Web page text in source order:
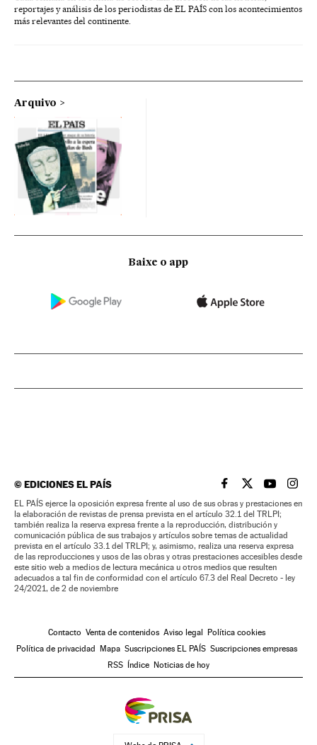
reportajes y análisis de los periodistas de EL PAÍS con los acontecimientos
más relevantes del continente.
Arquivo
Baixe o app
©EDICIONES EL PAÍS EL PAÍS BRASIL EN
EL PAÍSEL PAÍS
EL
EL PAÍS ejerce la oposición expresa frente al uso de sus obras y prestaciones en
la elaboración de revistas de prensa prevista en el artículo 32.1 del TRLPI;
también realiza la reserva expresa frente a la reproducción, distribución y
comunicación pública de sus trabajos y artículos sobre temas de actualidad
prevista en el artículo 33.1 del TRLPI; y, asimismo, realiza una reserva expresa
de las reproducciones y usos de las obras y otras prestaciones accesibles desde
este sitio web a medios de lectura mecánica u otros medios que resulten
adecuados a tal fin de conformidad con el artículo 67.3 del Real Decreto - ley
24/2021, de 2 de noviembre
Contacto Venta de contenidos Aviso legal
Política cookies
Política de privacidad
Mapa Suscripciones EL PAÍS Suscripciones empresas
RSS
Índice Noticias de hoy